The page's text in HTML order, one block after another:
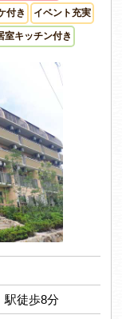
付き イベント充実
室キッチン付き
駅徒歩8分